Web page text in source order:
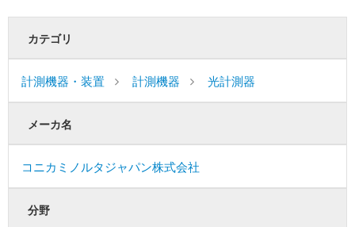
カテゴリ
計測機器・装置 計測機器 光計測器
メーカ名
コニカミノルタジャパン株式会社
分野